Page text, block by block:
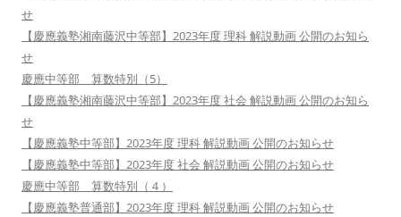
せ
【慶應義塾湘南藤沢中等部】2023年度 理科 解説動画 公開のお知ら
せ
慶應中等部 算数特別（5）
【慶應義塾湘南藤沢中等部】2023年度 社会 解説動画 公開のお知ら
せ
【慶應義塾中等部】2023年度 理科 解説動画 公開のお知らせ
【慶應義塾中等部】2023年度 社会 解説動画 公開のお知らせ
慶應中等部 算数特別（４）
【慶應義塾普通部】2023年度 理科 解説動画 公開のお知らせ